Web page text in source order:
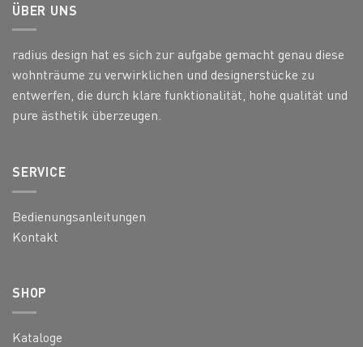
ÜBER UNS
radius design hat es sich zur aufgabe gemacht genau diese
wohnträume zu verwirklichen und designerstücke zu
entwerfen, die durch klare funktionalität, hohe qualität und
pure ästhetik überzeugen.
SERVICE
Bedienungsanleitungen
Kontakt
SHOP
Kataloge